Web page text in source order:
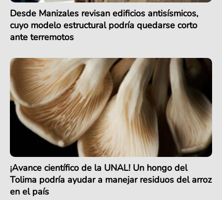
Desde Manizales revisan edificios antisísmicos,
cuyo modelo estructural podría quedarse corto
ante terremotos
¡Avance científico de la UNAL! Un hongo del
Tolima podría ayudar a manejar residuos del arroz
en el país